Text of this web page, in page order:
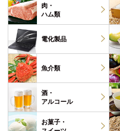
肉・
ハム類
電化製品
魚介類
酒・
アルコール
お菓子・